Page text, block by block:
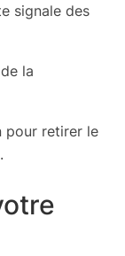
signale des
la
pour retirer le